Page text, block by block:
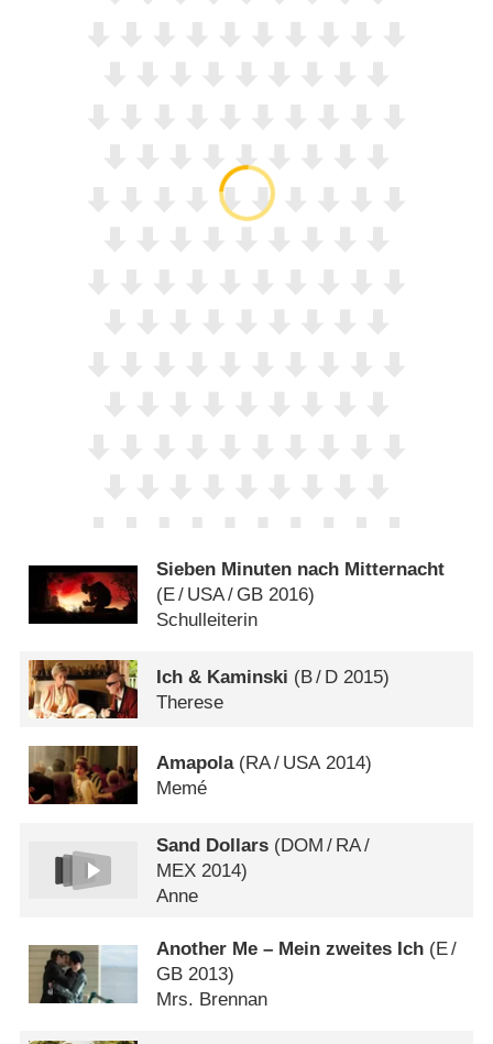
Sieben Minuten nach Mitternacht
(E/ USA/ GB 2016)
Schulleiterin
Ich & Kaminski (B/ D 2015)
Therese
Amapola(RA/ USA 2014)
Memé
Sand Dollars (DOM / RA/
MEX 2014)
Anne
Another Me – Mein zweites Ich (E/
GB 2013)
Mrs. Brennan